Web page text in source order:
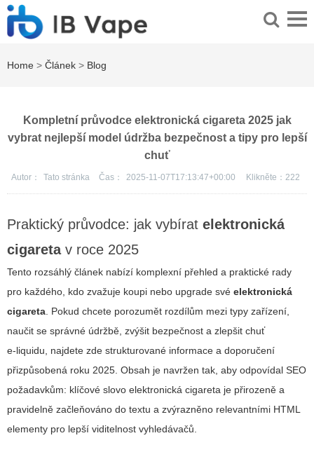
Home > Článek > Blog
Kompletní průvodce elektronická cigareta 2025 jak
vybrat nejlepší model údržba bezpečnost a tipy pro lepší
chuť
Autor： Tato stránka Čas： 2025-11-07T17:13:47+00:00 Klikněte： 222
Praktický průvodce: jak vybírat elektronická
cigaretav roce 2025
Tento rozsáhlý článek nabízí komplexní přehled a praktické rady
pro každého, kdo zvažuje koupi nebo upgrade své elektronická
cigareta. Pokud chcete porozumět rozdílům mezi typy zařízení,
naučit se správné údržbě, zvýšit bezpečnost a zlepšit chuť
e‑liquidu, najdete zde strukturované informace a doporučení
přizpůsobená roku 2025. Obsah je navržen tak, aby odpovídal SEO
požadavkům: klíčové slovo elektronická cigareta je přirozeně a
pravidelně začleňováno do textu a zvýrazněno relevantními HTML
elementy pro lepší viditelnost vyhledávačů.